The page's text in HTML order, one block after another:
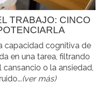
TRABAJO: CINCO
capacidad cognitiva de
en una tarea, filtrando
o la ansiedad,
(ver más)